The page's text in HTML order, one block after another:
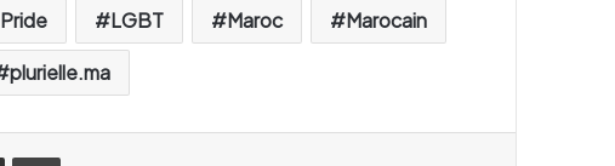
LGBT Maroc Marocain
plurielle.ma